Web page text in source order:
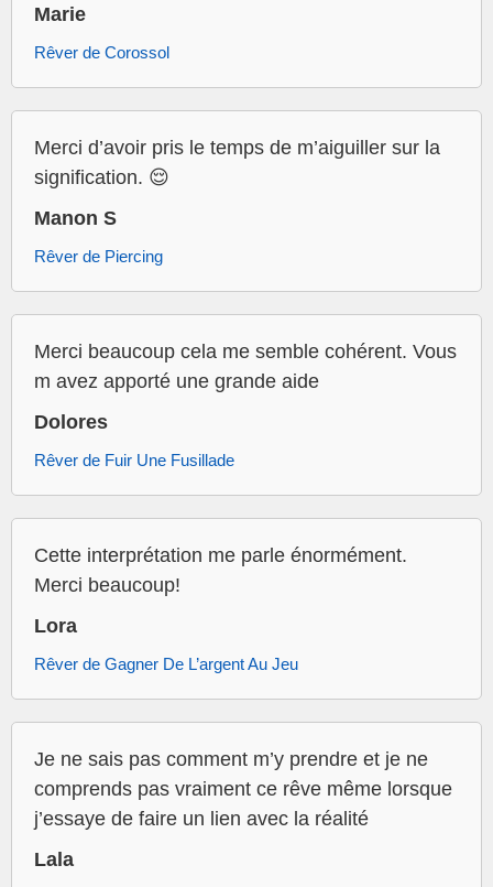
Marie
Rêver de Corossol
Merci d’avoir pris le temps de m’aiguiller sur la
signification. 😌
Manon S
Rêver de Piercing
Merci beaucoup cela me semble cohérent. Vous
m avez apporté une grande aide
Dolores
Rêver de Fuir Une Fusillade
Cette interprétation me parle énormément.
Merci beaucoup!
Lora
Rêver de Gagner De L’argent Au Jeu
Je ne sais pas comment m’y prendre et je ne
comprends pas vraiment ce rêve même lorsque
j’essaye de faire un lien avec la réalité
Lala